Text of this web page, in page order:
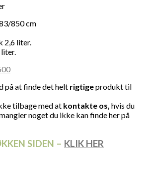
850 cm
2,6 liter.
på at finde det helt rigtigeprodukt til
tilbage med at kontakte os, hvis du
noget du ikke kan finde her på
SIDEN – KLIK HER